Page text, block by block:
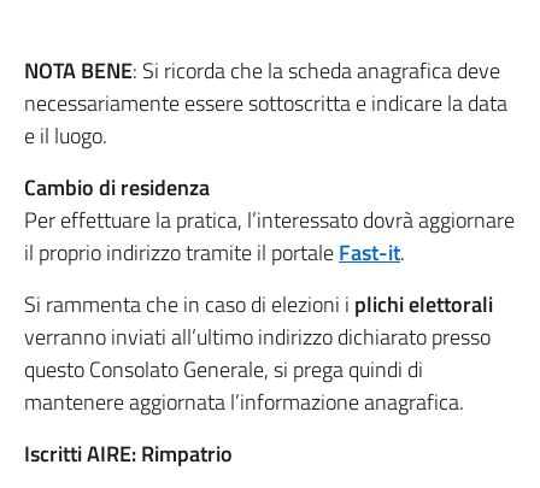
NOTA BENE: Si ricorda che la scheda anagrafica deve
necessariamente essere sottoscritta e indicare la data
e il luogo.
Cambio di residenza
Per effettuare la pratica, l’interessato dovrà aggiornare
il proprio indirizzo tramite il portaleFast-it.
Si rammenta che in caso di elezioni i plichi elettorali
verranno inviati all’ultimo indirizzo dichiarato presso
questo Consolato Generale, si prega quindi di
mantenere aggiornata l’informazione anagrafica.
Iscritti AIRE: Rimpatrio